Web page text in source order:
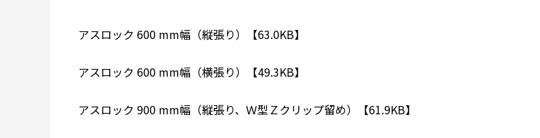
アスロック 600 mm幅（縦張り）【63.0KB】
アスロック 600 mm幅（横張り）【49.3KB】
アスロック 900 mm幅（縦張り、Ｗ型Ｚクリップ留め）【61.9KB】